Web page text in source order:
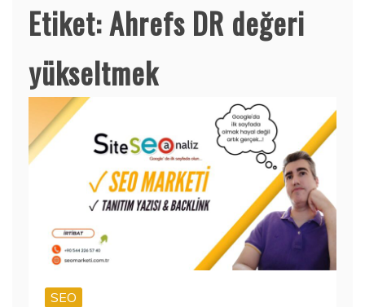
Etiket:Ahrefs DR değeri
yükseltmek
SEO